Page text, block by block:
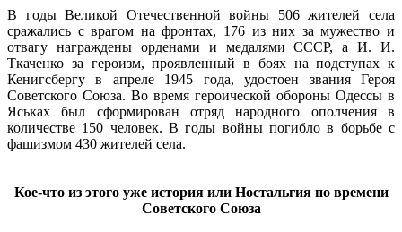
В годы Великой Отечественной войны 506 жителей села
сражались с врагом на фронтах, 176 из них за мужество и
отвагу награждены орденами и медалями СССР, а И. И.
Ткаченко за героизм, проявленный в боях на подступах к
Кенигсбергу в апреле 1945 года, удостоен звания Героя
Советского Союза. Во время героической обороны Одессы в
Яськах был сформирован отряд народного ополчения в
количестве 150 человек. В годы войны погибло в борьбе с
фашизмом 430 жителей села.
Кое-что из этого уже история или Ностальгия по времени
Советского Союза